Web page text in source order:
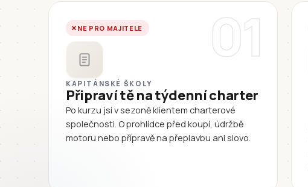
01
NE PRO MAJITELE
KAPITÁNSKÉ ŠKOLY
Připraví tě na týdenní charter
Po kurzu jsi v sezoně klientem charterové
společnosti. O prohlídce před koupí, údržbě
motoru nebo přípravě na přeplavbu ani slovo.